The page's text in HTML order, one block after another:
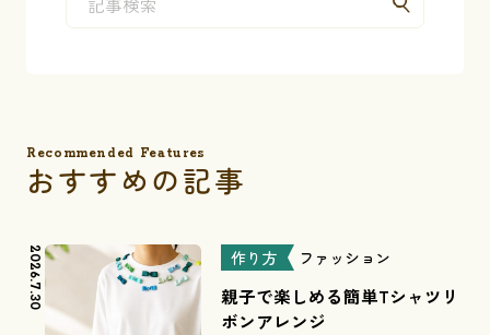
Recommended Features
おすすめの記事
2026.7.30 作り方 ファッション
親子で楽しめる簡単Tシャツリ
ボンアレンジ